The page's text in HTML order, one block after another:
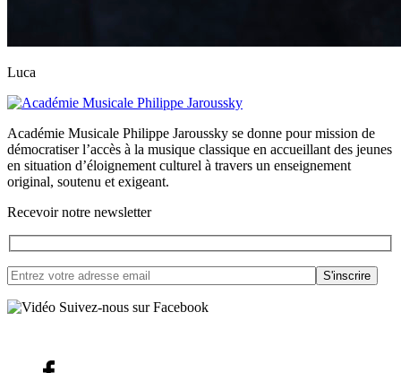
Luca
Académie Musicale Philippe Jaroussky se donne pour mission de
démocratiser l’accès à la musique classique en accueillant des jeunes
en situation d’éloignement culturel à travers un enseignement
original, soutenu et exigeant.
Recevoir notre newsletter
Suivez-nous sur Facebook